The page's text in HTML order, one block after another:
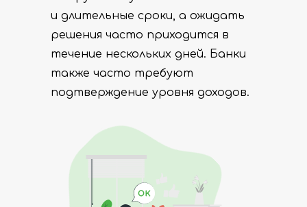
и длительные сроки, а ожидать
решения часто приходится в
течение нескольких дней. Банки
также часто требуют
подтверждение уровня доходов.